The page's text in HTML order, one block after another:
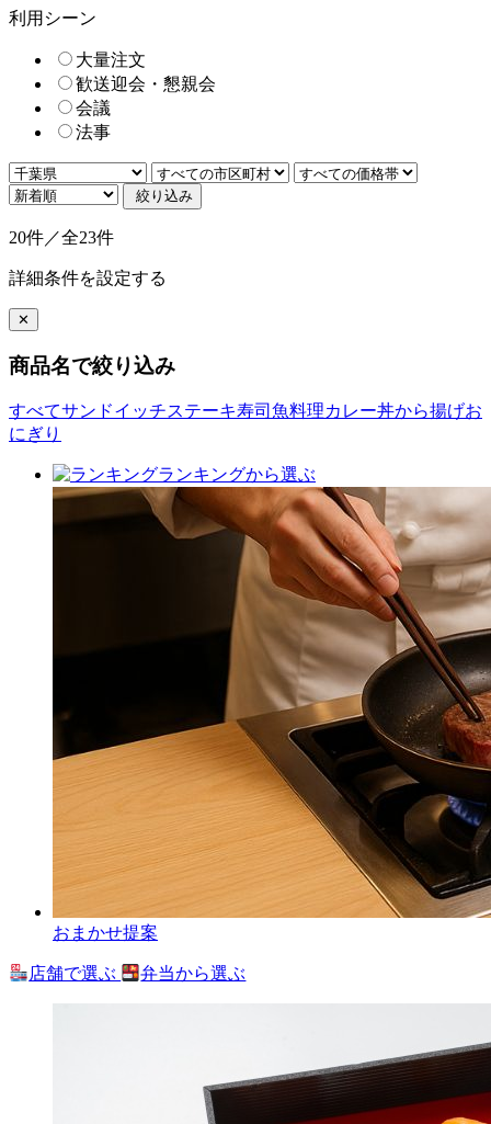
利用シーン
大量注文
歓送迎会・懇親会
会議
法事
絞り込み
20件／全23件
詳細条件を設定する
✕
商品名で絞り込み
すべてサンドイッチステーキ寿司 魚料理カレー丼から揚げお
にぎり
ランキングから選ぶ
おまかせ提案
店舗で選ぶ 弁当から選ぶ